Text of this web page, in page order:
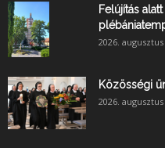
Felújítás
2026. augusztus
Közösségi
2026. augusztus